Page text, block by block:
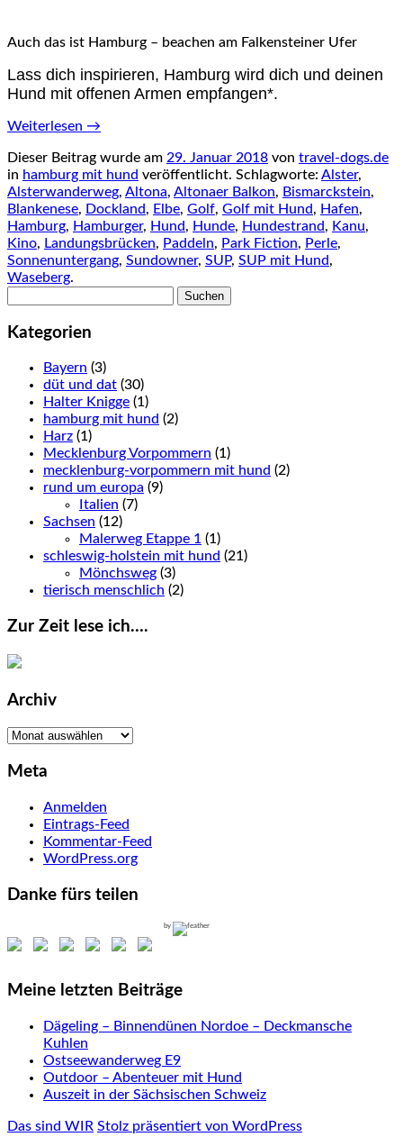
Auch das ist Hamburg – beachen am Falkensteiner Ufer
Lass dich inspirieren, Hamburg wird dich und deinen
Hund mit offenen Armen empfangen*.
Weiterlesen →
Dieser Beitrag wurde am 29. Januar 2018 von travel-dogs.de
in hamburg mit hund veröffentlicht. Schlagworte: Alster,
Alsterwanderweg, Altona, Altonaer Balkon, Bismarckstein,
Blankenese, Dockland, Elbe, Golf, Golf mit Hund, Hafen,
Hamburg, Hamburger, Hund, Hunde, Hundestrand, Kanu,
Kino, Landungsbrücken, Paddeln, Park Fiction, Perle,
Sonnenuntergang, Sundowner, SUP, SUP mit Hund,
Waseberg.
Kategorien
Bayern (3)
düt und dat (30)
Halter Knigge (1)
hamburg mit hund (2)
Harz (1)
Mecklenburg Vorpommern (1)
mecklenburg-vorpommern mit hund (2)
rund um europa (9)
Italien (7)
Sachsen (12)
Malerweg Etappe 1 (1)
schleswig-holstein mit hund (21)
Mönchsweg (3)
tierisch menschlich (2)
Zur Zeit lese ich….
Archiv
Archiv
Meta
Anmelden
Eintrags-Feed
Kommentar-Feed
WordPress.org
Danke fürs teilen
by
Meine letzten Beiträge
Dägeling – Binnendünen Nordoe – Deckmansche
Kuhlen
Ostseewanderweg E9
Outdoor – Abenteuer mit Hund
Auszeit in der Sächsischen Schweiz
Das sind WIR Stolz präsentiert von WordPress